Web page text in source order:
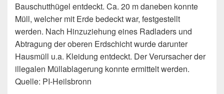
Bauschutthügel entdeckt. Ca. 20 m daneben konnte
Müll, welcher mit Erde bedeckt war, festgestellt
werden. Nach Hinzuziehung eines Radladers und
Abtragung der oberen Erdschicht wurde darunter
Hausmüll u.a. Kleidung entdeckt. Der Verursacher der
illegalen Müllablagerung konnte ermittelt werden.
Quelle: PI-Heilsbronn